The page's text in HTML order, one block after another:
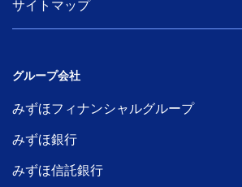
サイトマップ
グループ会社
みずほフィナンシャルグループ
みずほ銀行
みずほ信託銀行